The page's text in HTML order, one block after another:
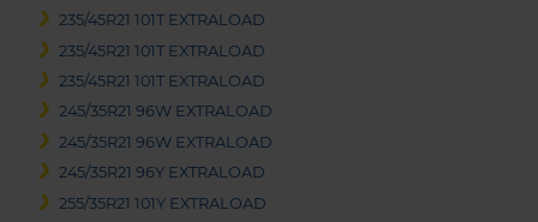
235/45R21 101T EXTRALOAD
235/45R21 101T EXTRALOAD
235/45R21 101T EXTRALOAD
245/35R21 96W EXTRALOAD
245/35R21 96W EXTRALOAD
245/35R21 96Y EXTRALOAD
255/35R21 101Y EXTRALOAD